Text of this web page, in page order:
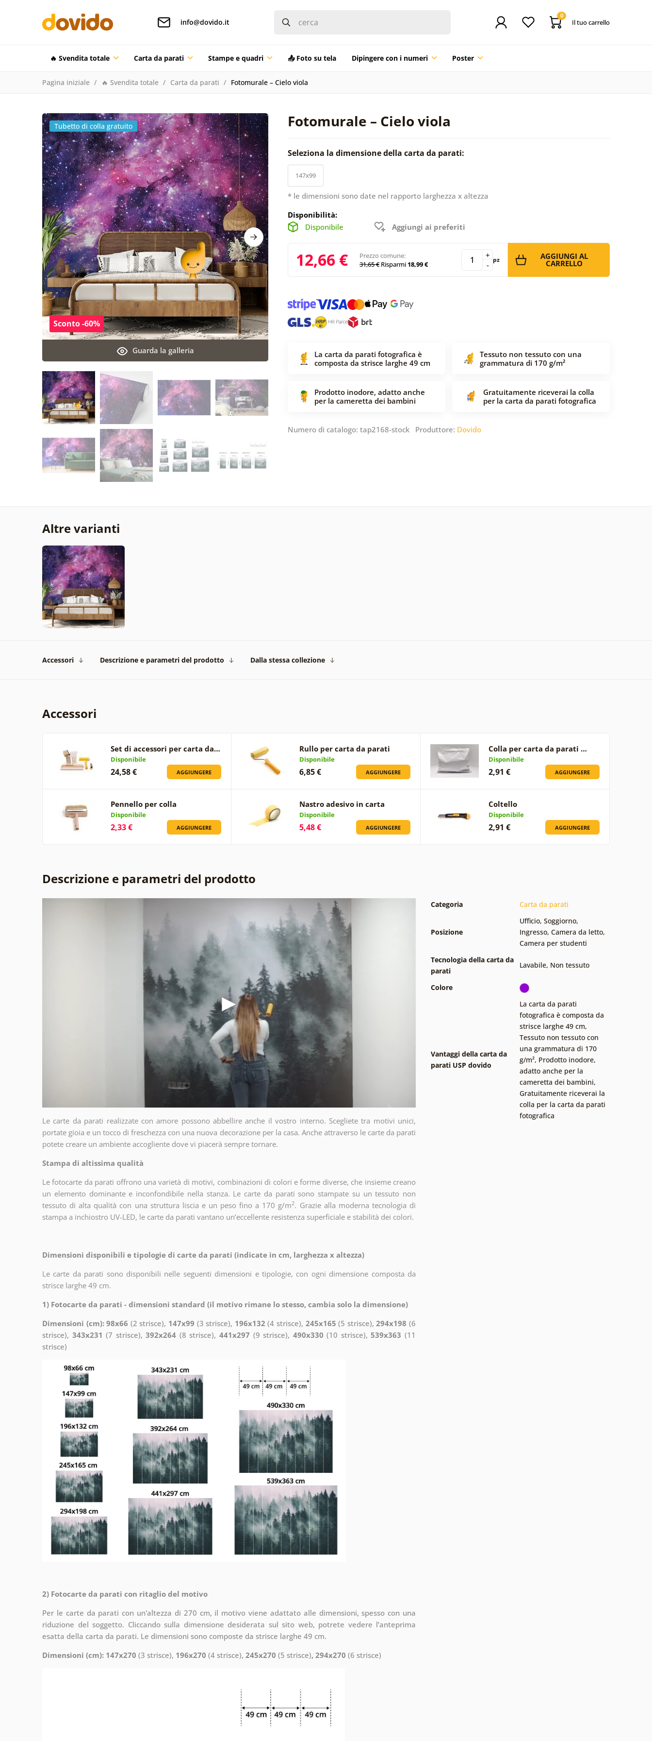
info@dovido.it
0
Il tuo carrello
🔥 Svendita totale Carta da parati Stampe e quadri 📤 Foto su tela Dipingere con i numeri Poster
Pagina iniziale 🔥 Svendita totale Carta da parati Fotomurale – Cielo viola
Fotomurale – Cielo viola
Guarda la galleria
Sconto -60%
Tubetto di colla gratuito
Seleziona la dimensione della carta da parati:
147x99
* le dimensioni sono date nel rapporto larghezza x altezza
Disponibilità:
Disponibile
Aggiungi ai preferiti
12,66 €
Prezzo comune:
31,65 € Risparmi 18,99 € -
+ pz AGGIUNGI AL
CARRELLO
La carta da parati fotografica è
composta da strisce larghe 49 cm
Tessuto non tessuto con una
grammatura di 170 g/m²
Prodotto inodore, adatto anche
per la cameretta dei bambini
Gratuitamente riceverai la colla
per la carta da parati fotografica
Numero di catalogo: tap2168-stock Produttore: Dovido
Altre varianti
Accessori Descrizione e parametri del prodotto Dalla stessa collezione
Accessori
Set di accessori per carta da…
Disponibile
24,58 € AGGIUNGERE
Rullo per carta da parati
Disponibile
6,85 € AGGIUNGERE
Colla per carta da parati …
Disponibile
2,91 € AGGIUNGERE
Pennello per colla
Disponibile
2,33 € AGGIUNGERE
Nastro adesivo in carta
Disponibile
5,48 € AGGIUNGERE
Coltello
Disponibile
2,91 € AGGIUNGERE
Descrizione e parametri del prodotto
Le carte da parati realizzate con amore possono abbellire anche il vostro interno. Scegliete tra motivi unici,
portate gioia e un tocco di freschezza con una nuova decorazione per la casa. Anche attraverso le carte da parati
potete creare un ambiente accogliente dove vi piacerà sempre tornare.
Stampa di altissima qualità
Le fotocarte da parati offrono una varietà di motivi, combinazioni di colori e forme diverse, che insieme creano
un elemento dominante e inconfondibile nella stanza. Le carte da parati sono stampate su un tessuto non
tessuto di alta qualità con una struttura liscia e un peso fino a 170 g/m2. Grazie alla moderna tecnologia di
stampa a inchiostro UV-LED, le carte da parati vantano un’eccellente resistenza superficiale e stabilità dei colori.
Dimensioni disponibili e tipologie di carte da parati (indicate in cm, larghezza x altezza)
Le carte da parati sono disponibili nelle seguenti dimensioni e tipologie, con ogni dimensione composta da
strisce larghe 49 cm.
1) Fotocarte da parati - dimensioni standard (il motivo rimane lo stesso, cambia solo la dimensione)
Dimensioni (cm): 98x66 (2 strisce), 147x99 (3 strisce), 196x132 (4 strisce), 245x165 (5 strisce),294x198 (6
strisce), 343x231 (7 strisce),392x264 (8 strisce),441x297 (9 strisce), 490x330 (10 strisce),539x363 (11
strisce)
2) Fotocarte da parati con ritaglio del motivo
Per le carte da parati con un'altezza di 270 cm, il motivo viene adattato alle dimensioni, spesso con una
riduzione del soggetto. Cliccando sulla dimensione desiderata sul sito web, potrete vedere l’anteprima
esatta della carta da parati. Le dimensioni sono composte da strisce larghe 49 cm.
Dimensioni (cm): 147x270 (3 strisce), 196x270 (4 strisce), 245x270 (5 strisce), 294x270 (6 strisce)
Categoria Carta da parati
Posizione
Ufficio, Soggiorno,
Ingresso, Camera da letto,
Camera per studenti
Tecnologia della carta da
parati
Lavabile, Non tessuto
Colore
Vantaggi della carta da
parati USP dovido
La carta da parati
fotografica è composta da
strisce larghe 49 cm,
Tessuto non tessuto con
una grammatura di 170
g/m², Prodotto inodore,
adatto anche per la
cameretta dei bambini,
Gratuitamente riceverai la
colla per la carta da parati
fotografica